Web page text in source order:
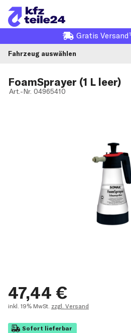
Gratis Versand1
Fahrzeug auswählen
FoamSprayer (1 L leer)
Art.-Nr. 04965410
47,44 €
inkl. 19% MwSt. zzgl. Versand
Sofort lieferbar